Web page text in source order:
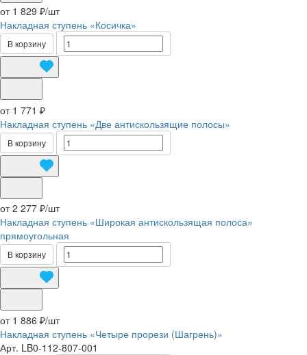
от 1 829 ₽/шт
Накладная ступень «Косичка»
В корзину
от 1 771 ₽
Накладная ступень «Две антискользящие полосы»
В корзину
от 2 277 ₽/шт
Накладная ступень «Широкая антискользящая полоса»
прямоугольная
В корзину
от 1 886 ₽/шт
Накладная ступень «Четыре прорези (Шагрень)»
Арт. LB0-112-807-001